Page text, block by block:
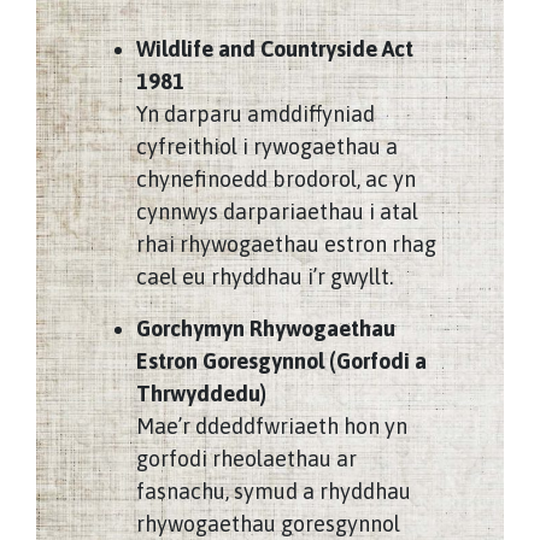
Wildlife and Countryside Act
1981
Yn darparu amddiffyniad
cyfreithiol i rywogaethau a
chynefinoedd brodorol, ac yn
cynnwys darpariaethau i atal
rhai rhywogaethau estron rhag
cael eu rhyddhau i’r gwyllt.
Gorchymyn Rhywogaethau
Estron Goresgynnol (Gorfodi a
Thrwyddedu)
Mae’r ddeddfwriaeth hon yn
gorfodi rheolaethau ar
fasnachu, symud a rhyddhau
rhywogaethau goresgynnol